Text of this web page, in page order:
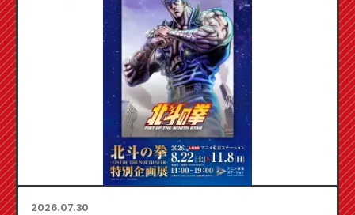
2026.07.30